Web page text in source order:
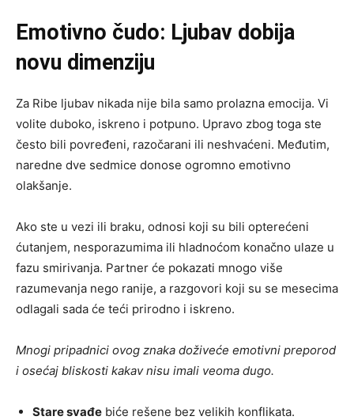
Emotivno čudo: Ljubav dobija
novu dimenziju
Za Ribe ljubav nikada nije bila samo prolazna emocija. Vi
volite duboko, iskreno i potpuno. Upravo zbog toga ste
često bili povređeni, razočarani ili neshvaćeni. Međutim,
naredne dve sedmice donose ogromno emotivno
olakšanje.
Ako ste u vezi ili braku, odnosi koji su bili opterećeni
ćutanjem, nesporazumima ili hladnoćom konačno ulaze u
fazu smirivanja. Partner će pokazati mnogo više
razumevanja nego ranije, a razgovori koji su se mesecima
odlagali sada će teći prirodno i iskreno.
Mnogi pripadnici ovog znaka doživeće emotivni preporod
i osećaj bliskosti kakav nisu imali veoma dugo.
Stare svađe biće rešene bez velikih konflikata.